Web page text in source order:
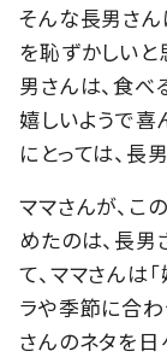
そんな長男さん
を恥ずかしいと
男さんは、食べ
嬉しいようで喜
にとっては、長
ママさんが、こ
めたのは、長男
て、ママさんは
ラや季節に合わ
さんのネタを日